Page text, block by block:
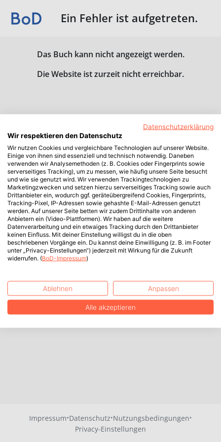
Ein Fehler ist aufgetreten.
Das Buch kann nicht angezeigt werden.
Die Website ist zurzeit nicht erreichbar.
Impressum·Datenschutz·Nutzungsbedingungen·
Privacy-Einstellungen
Datenschutzerklärung
Wir respektieren den Datenschutz
Wir nutzen Cookies und vergleichbare Technologien auf unserer Website.
Einige von ihnen sind essenziell und technisch notwendig. Daneben
verwenden wir Analysemethoden (z. B. Cookies oder Fingerprints sowie
serverseitiges Tracking), um zu messen, wie häufig unsere Seite besucht
und wie sie genutzt wird. Wir verwenden Trackingtechnologien zu
Marketingzwecken und setzen hierzu serverseitiges Tracking sowie auch
Drittanbieter ein, wodurch ggf. geräteübergreifend Cookies, Fingerprints,
Tracking-Pixel, IP-Adressen sowie gehashte E-Mail-Adressen genutzt
werden. Auf unserer Seite betten wir zudem Drittinhalte von anderen
Anbietern ein (Video-Plattformen). Wir haben auf die weitere
Datenverarbeitung und ein etwaiges Tracking durch den Drittanbieter
keinen Einfluss. Mit deiner Einstellung willigst du in die oben
beschriebenen Vorgänge ein. Du kannst deine Einwilligung (z. B. im Footer
unter „Privacy-Einstellungen“) jederzeit mit Wirkung für die Zukunft
widerrufen. (BoD-Impressum)
Ablehnen Anpassen
Alle akzeptieren